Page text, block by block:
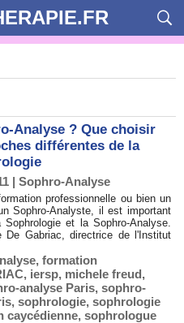
Analyse ? Que choisir
différentes de la
| Sophro-Analyse
professionnelle ou bien un
Sophro-Analyste, il est important
et la Sophro-Analyse.
De Gabriac, directrice de l'Institut
, formation
, iersp, michele freud,
analyse Paris, sophro-
, sophrologie, sophrologie
caycédienne, sophrologue